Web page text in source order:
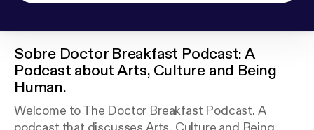
Sobre Doctor Breakfast Podcast: A
Podcast about Arts, Culture and Being
Human.
Welcome to The Doctor Breakfast Podcast. A